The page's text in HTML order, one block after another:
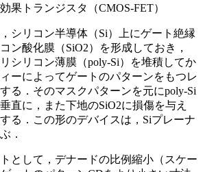
果トランジスタ（CMOS-FET）
シリコン半導体（Si）上にゲート絶縁
ン酸化膜（SiO2）を形成しておき，
シリコン薄膜（poly-Si）を堆積してか
ーによってゲートのパターンをもつレ
る．そのマスクパターンを元にpoly-Si
直に，また下地のSiO2に損傷を与え
る．この形のデバイスは，Siプレーナ
．
として，デナードの比例縮小（スケー